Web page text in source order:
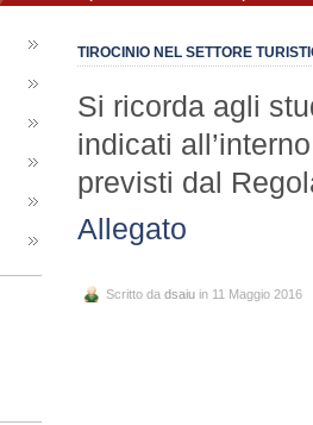
TIROCINIO NEL SETTORE
Si ricorda agli
indicati
previsti dal
Allegato
Scritto da dsaiu in 11 Maggio 2016